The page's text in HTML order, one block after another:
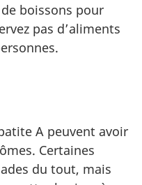
boissons pour
pas d’aliments
A peuvent avoir
Certaines
du tout, mais